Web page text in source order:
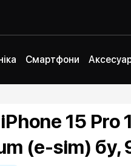
Смартфони
15 Pro
(e-sim) бу,